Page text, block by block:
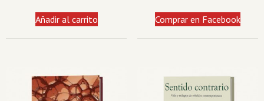
Añadir al carrito Comprar en Facebook